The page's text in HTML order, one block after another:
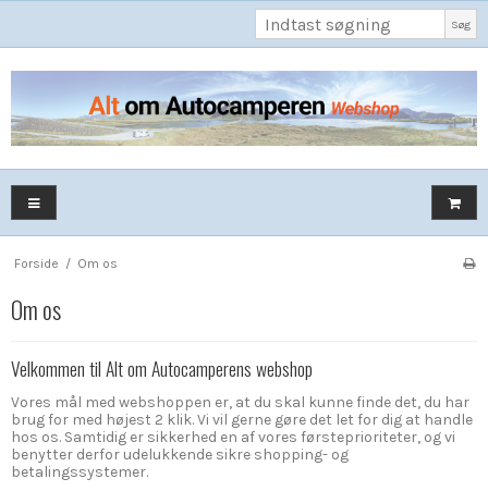
Søg
Forside / Om os
Om os
Velkommen til Alt om Autocamperens webshop
Vores mål med webshoppen er, at du skal kunne finde det, du har
brug for med højest 2 klik. Vi vil gerne gøre det let for dig at handle
hos os. Samtidig er sikkerhed en af vores førsteprioriteter, og vi
benytter derfor udelukkende sikre shopping- og
betalingssystemer.